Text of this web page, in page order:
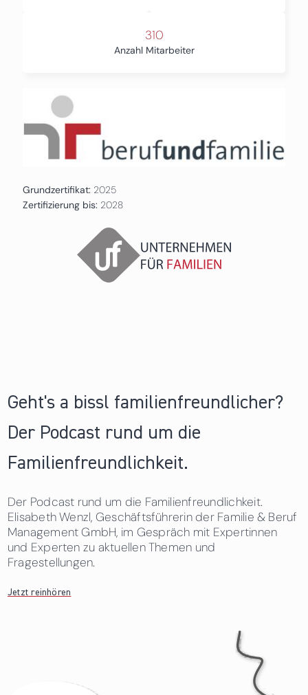
310
Anzahl Mitarbeiter
Grundzertifikat: 2025
Zertifizierung bis: 2028
Geht's a bissl familienfreundlicher?
Der Podcast rund um die
Familienfreundlichkeit.
Der Podcast rund um die Familienfreundlichkeit.
Elisabeth Wenzl, Geschäftsführerin der Familie & Beruf
Management GmbH, im Gespräch mit Expertinnen
und Experten zu aktuellen Themen und
Fragestellungen.
Jetzt reinhören